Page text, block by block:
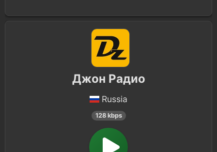
Джон Радио
Russia
128 kbps